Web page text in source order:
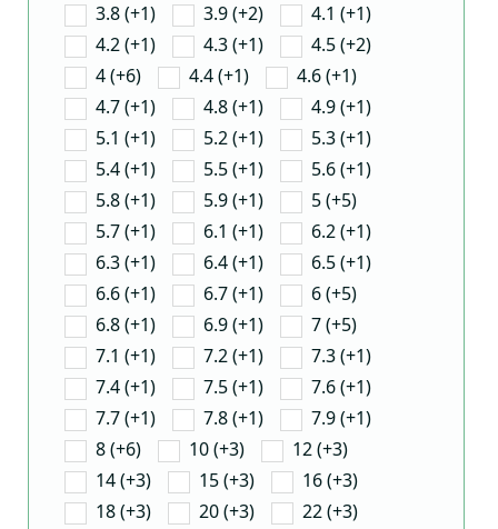
3.8 (+1)
3.9 (+2)
4.1 (+1)
4.2 (+1)
4.3 (+1)
4.5 (+2)
4 (+6)
4.4 (+1)
4.6 (+1)
4.7 (+1)
4.8 (+1)
4.9 (+1)
5.1 (+1)
5.2 (+1)
5.3 (+1)
5.4 (+1)
5.5 (+1)
5.6 (+1)
5.8 (+1)
5.9 (+1)
5 (+5)
5.7 (+1)
6.1 (+1)
6.2 (+1)
6.3 (+1)
6.4 (+1)
6.5 (+1)
6.6 (+1)
6.7 (+1)
6 (+5)
6.8 (+1)
6.9 (+1)
7 (+5)
7.1 (+1)
7.2 (+1)
7.3 (+1)
7.4 (+1)
7.5 (+1)
7.6 (+1)
7.7 (+1)
7.8 (+1)
7.9 (+1)
8 (+6)
10 (+3)
12 (+3)
14 (+3)
15 (+3)
16 (+3)
18 (+3)
20 (+3)
22 (+3)